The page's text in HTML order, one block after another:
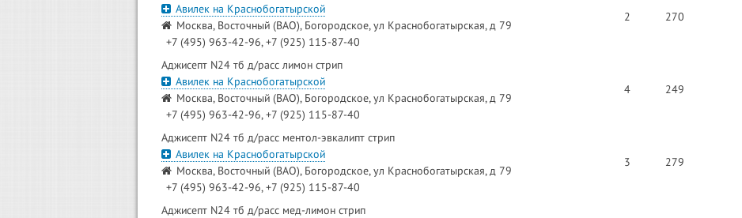
Авилек на Краснобогатырской
Москва, Восточный (ВАО), Богородское, ул Краснобогатырская, д 79
+7 (495) 963-42-96, +7 (925) 115-87-40
2 270
Аджисепт N24 тб д/расс лимон стрип
Авилек на Краснобогатырской
Москва, Восточный (ВАО), Богородское, ул Краснобогатырская, д 79
+7 (495) 963-42-96, +7 (925) 115-87-40
4 249
Аджисепт N24 тб д/расс ментол-эвкалипт стрип
Авилек на Краснобогатырской
Москва, Восточный (ВАО), Богородское, ул Краснобогатырская, д 79
+7 (495) 963-42-96, +7 (925) 115-87-40
3 279
Аджисепт N24 тб д/расс мед-лимон стрип